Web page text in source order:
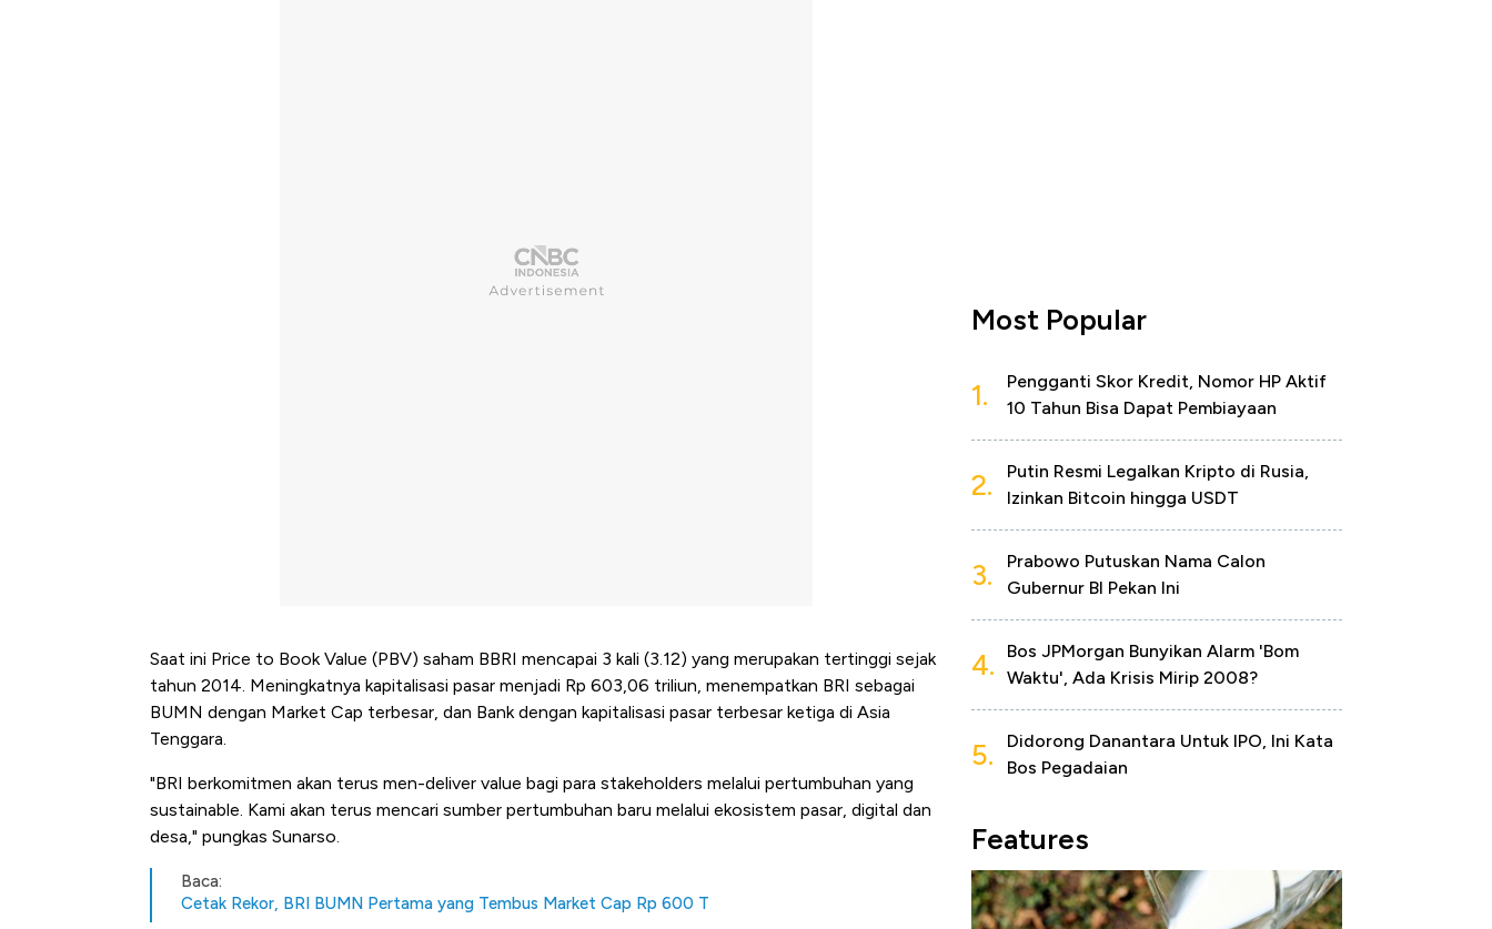
Saat ini Price to Book Value (PBV) saham BBRI mencapai 3 kali (3.12) yang merupakan tertinggi sejak
tahun 2014. Meningkatnya kapitalisasi pasar menjadi Rp 603,06 triliun, menempatkan BRI sebagai
BUMN dengan Market Cap terbesar, dan Bank dengan kapitalisasi pasar terbesar ketiga di Asia
Tenggara.
"BRI berkomitmen akan terus men-deliver value bagi para stakeholders melalui pertumbuhan yang
sustainable. Kami akan terus mencari sumber pertumbuhan baru melalui ekosistem pasar, digital dan
desa," pungkas Sunarso.
Baca:
Cetak Rekor, BRI BUMN Pertama yang Tembus Market Cap Rp 600 T
Most Popular
1.
Pengganti Skor Kredit, Nomor HP Aktif
10 Tahun Bisa Dapat Pembiayaan
2.
Putin Resmi Legalkan Kripto di Rusia,
Izinkan Bitcoin hingga USDT
3.
Prabowo Putuskan Nama Calon
Gubernur BI Pekan Ini
4.
Bos JPMorgan Bunyikan Alarm 'Bom
Waktu', Ada Krisis Mirip 2008?
5.
Didorong Danantara Untuk IPO, Ini Kata
Bos Pegadaian
Features